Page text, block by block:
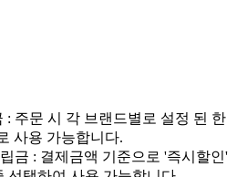
: 주문 시 각 브랜드별로 설정 된 한
사용 가능합니다.
금 : 결제금액 기준으로 '즉시할인'